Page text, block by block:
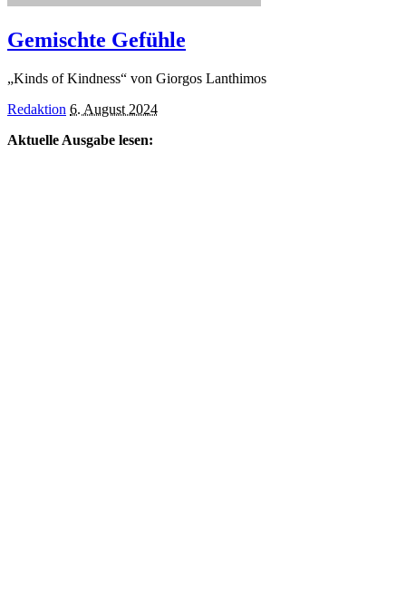
Gemischte Gefühle
„Kinds of Kindness“ von Giorgos Lanthimos
Posted
Redaktion 6. August 2024
Aktuelle Ausgabe lesen: